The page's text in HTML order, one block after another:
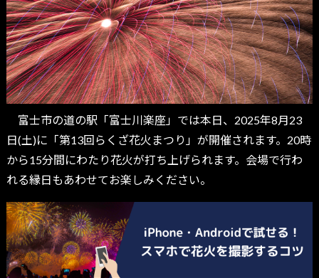
富士市の道の駅「富士川楽座」では本日、2025年8月23
日(土)に「第13回らくざ花火まつり」が開催されます。20時
から15分間にわたり花火が打ち上げられます。会場で行わ
れる縁日もあわせてお楽しみください。